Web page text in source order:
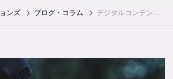
ンズ ブログ・コラム デジタルコンテンツ制作部